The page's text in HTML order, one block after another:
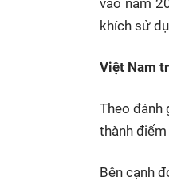
khích sử
Việt Nam
Theo đánh
thành
Bên cạnh